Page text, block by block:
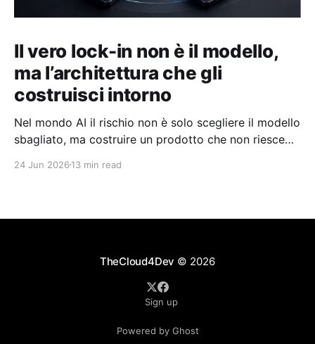
Il vero lock-in non è il modello,
ma l’architettura che gli
costruisci intorno
Nel mondo AI il rischio non è solo scegliere il modello
sbagliato, ma costruire un prodotto che non riesce
24 Jun 2026 13 min read
TheCloud4Dev © 2026
Sign up
Powered by Ghost